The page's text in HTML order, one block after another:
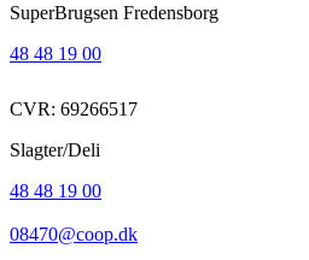
SuperBrugsen Fredensborg
48 48 19 00
CVR: 69266517
Slagter/Deli
48 48 19 00
08470@coop.dk